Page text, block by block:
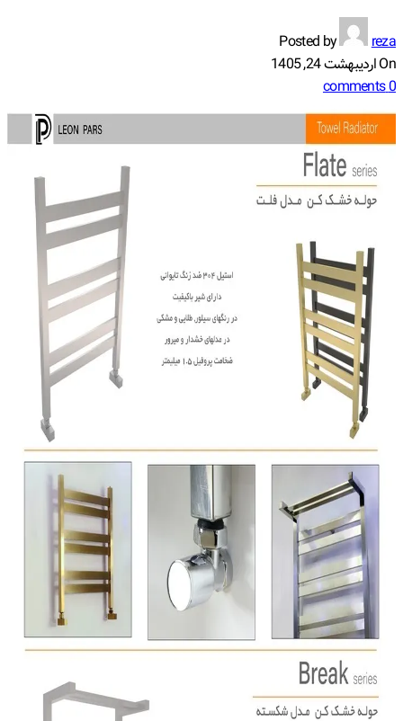
Posted by
reza
On اردیبهشت 24, 1405
0
comments